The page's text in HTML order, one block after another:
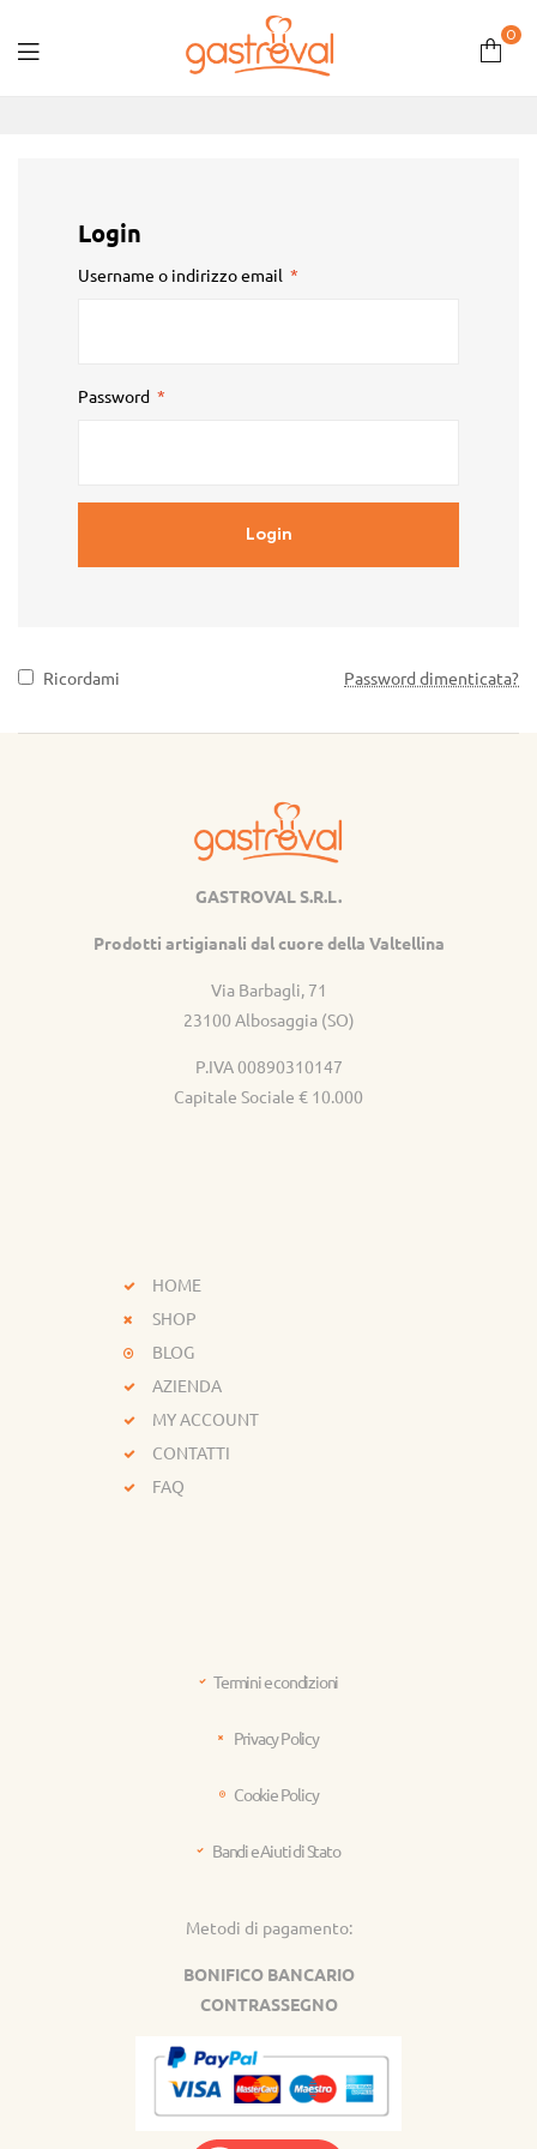
0
Login
Username o indirizzo email *
Password *
Login
Ricordami Password dimenticata?
GASTROVAL S.R.L.
Prodotti artigianali dal cuore della Valtellina
Via Barbagli, 71
23100 Albosaggia (SO)
P.IVA 00890310147
Capitale Sociale € 10.000
HOME
SHOP
BLOG
AZIENDA
MY ACCOUNT
CONTATTI
FAQ
Termini e condizioni
Privacy Policy
Cookie Policy
Bandi e Aiuti di Stato
Metodi di pagamento:
BONIFICO BANCARIO
CONTRASSEGNO